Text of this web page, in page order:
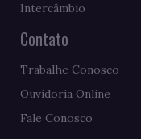
Intercâmbio
Contato
Trabalhe Conosco
Ouvidoria Online
Fale Conosco